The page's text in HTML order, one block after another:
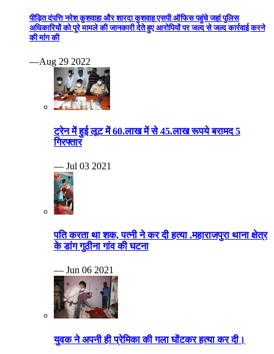
पीड़ित दंपत्ति नरेश कुशवाहा और शारदा कुशवाह एसपी ऑफिस पहुंचे जहां पुलिस
अधिकारियों को पूरे मामले की जानकारी देते हुए आरोपियों पर जल्द से जल्द कार्रवाई करने
की मांग की
—Aug 29 2022
ट्रेन में हुई लूट में 60.लाख में से 45.लाख रूपये बरामद 5
गिरफ्तार
— Jul 03 2021
पति करता था शक, पत्नी ने कर दी हत्या .महाराजपुरा थाना क्षेत्र
के डांग गुठीना गांव की घटना
— Jun 06 2021
युवक ने अपनी ही प्रेमिका की गला घोंटकर हत्या कर दी।